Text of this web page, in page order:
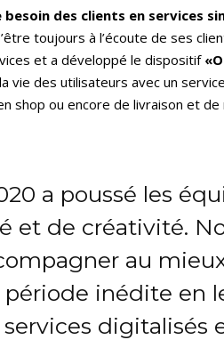
des clients en services
toujours à l’écoute de ses
et a développé le dispositif
vie des utilisateurs avec un
shop ou encore de livraison et
a poussé les
et de créativité.
au
inédite en
digitalisés